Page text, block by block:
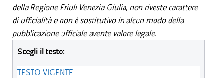
della Regione Friuli Venezia Giulia, non riveste carattere
di ufficialità e non è sostitutivo in alcun modo della
pubblicazione ufficiale avente valore legale.
Scegli il testo:
TESTO VIGENTE